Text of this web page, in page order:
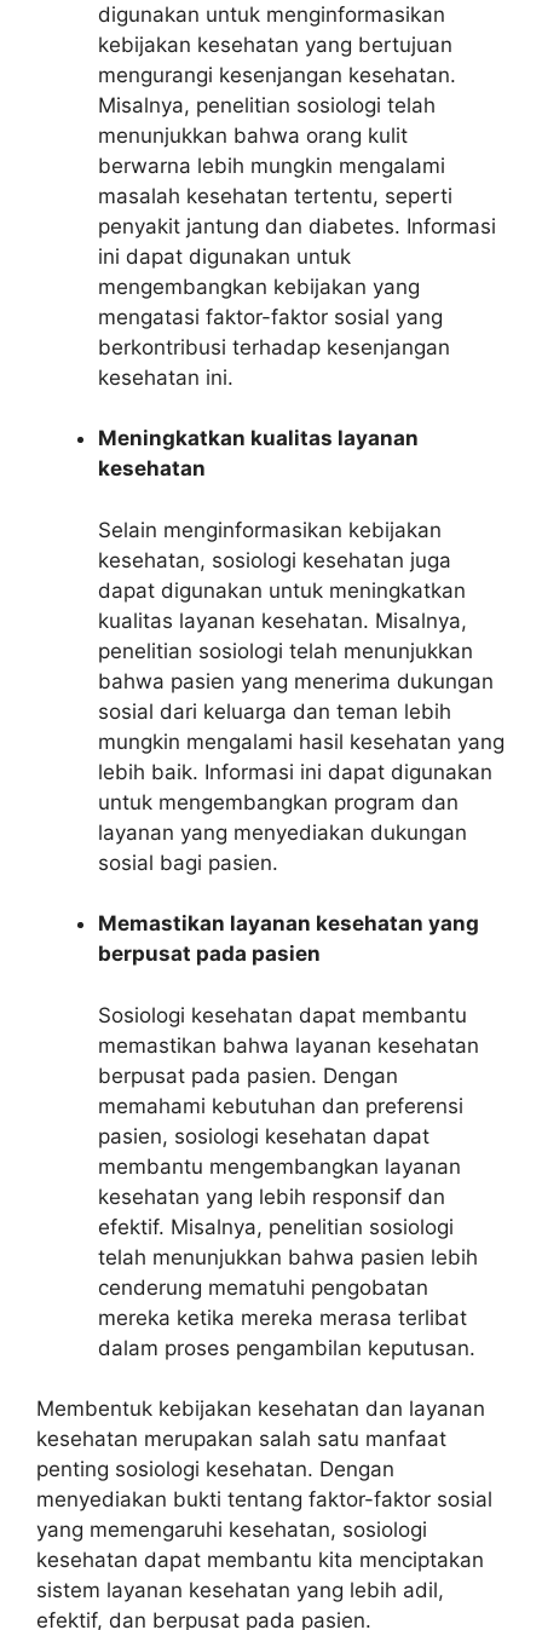
digunakan untuk menginformasikan
kebijakan kesehatan yang bertujuan
mengurangi kesenjangan kesehatan.
Misalnya, penelitian sosiologi telah
menunjukkan bahwa orang kulit
berwarna lebih mungkin mengalami
masalah kesehatan tertentu, seperti
penyakit jantung dan diabetes. Informasi
ini dapat digunakan untuk
mengembangkan kebijakan yang
mengatasi faktor-faktor sosial yang
berkontribusi terhadap kesenjangan
kesehatan ini.
Meningkatkan kualitas layanan
kesehatan
Selain menginformasikan kebijakan
kesehatan, sosiologi kesehatan juga
dapat digunakan untuk meningkatkan
kualitas layanan kesehatan. Misalnya,
penelitian sosiologi telah menunjukkan
bahwa pasien yang menerima dukungan
sosial dari keluarga dan teman lebih
mungkin mengalami hasil kesehatan yang
lebih baik. Informasi ini dapat digunakan
untuk mengembangkan program dan
layanan yang menyediakan dukungan
sosial bagi pasien.
Memastikan layanan kesehatan yang
berpusat pada pasien
Sosiologi kesehatan dapat membantu
memastikan bahwa layanan kesehatan
berpusat pada pasien. Dengan
memahami kebutuhan dan preferensi
pasien, sosiologi kesehatan dapat
membantu mengembangkan layanan
kesehatan yang lebih responsif dan
efektif. Misalnya, penelitian sosiologi
telah menunjukkan bahwa pasien lebih
cenderung mematuhi pengobatan
mereka ketika mereka merasa terlibat
dalam proses pengambilan keputusan.
Membentuk kebijakan kesehatan dan layanan
kesehatan merupakan salah satu manfaat
penting sosiologi kesehatan. Dengan
menyediakan bukti tentang faktor-faktor sosial
yang memengaruhi kesehatan, sosiologi
kesehatan dapat membantu kita menciptakan
sistem layanan kesehatan yang lebih adil,
efektif, dan berpusat pada pasien.